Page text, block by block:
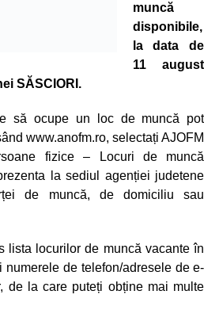
muncă
disponibile,
la data de
11 august
SĂSCIORI.
să ocupe un loc de muncă pot
www.anofm.ro, selectați AJOFM
fizice – Locuri de muncă
la sediul agenției judetene
de muncă, de domiciliu sau
lista locurilor de muncă vacante în
numerele de telefon/adresele de e-
de la care puteți obține mai multe